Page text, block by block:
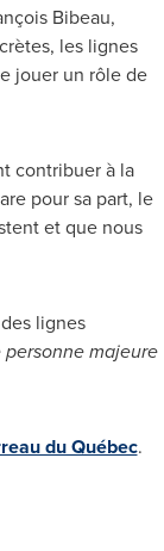
Bibeau,
les lignes
jouer un rôle de
contribuer à la
pour sa part, le
et que nous
lignes
majeure
du Québec.